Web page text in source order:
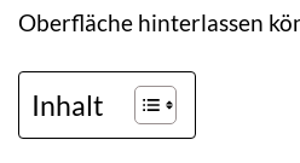
Oberfläche hinterlassen
Inhalt